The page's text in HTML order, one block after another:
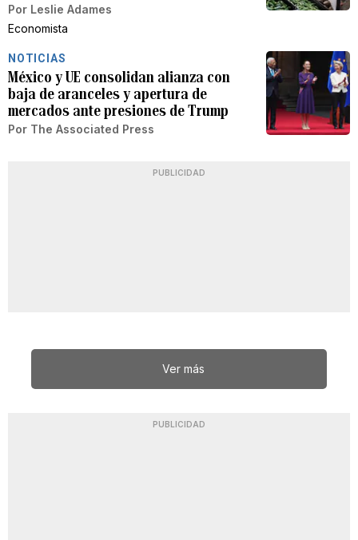
Por Leslie Adames
Economista
NOTICIAS
México y UE consolidan alianza con
baja de aranceles y apertura de
mercados ante presiones de Trump
Por The Associated Press
PUBLICIDAD
Ver más
PUBLICIDAD